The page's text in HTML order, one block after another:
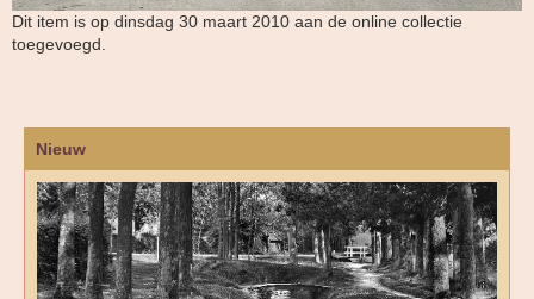
Dit item is op dinsdag 30 maart 2010 aan de online collectie
toegevoegd.
Nieuw